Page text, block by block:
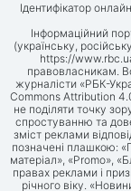
Ідентифікатор
Інформаційний
(українську,
https://
правовласникам.
журналісти «РБК-
Commons Attribution
не поділяти точку
спростуванню та
зміст реклами
позначені плашкою:
матеріал», «Promo»,
правах реклами і
річного віку.